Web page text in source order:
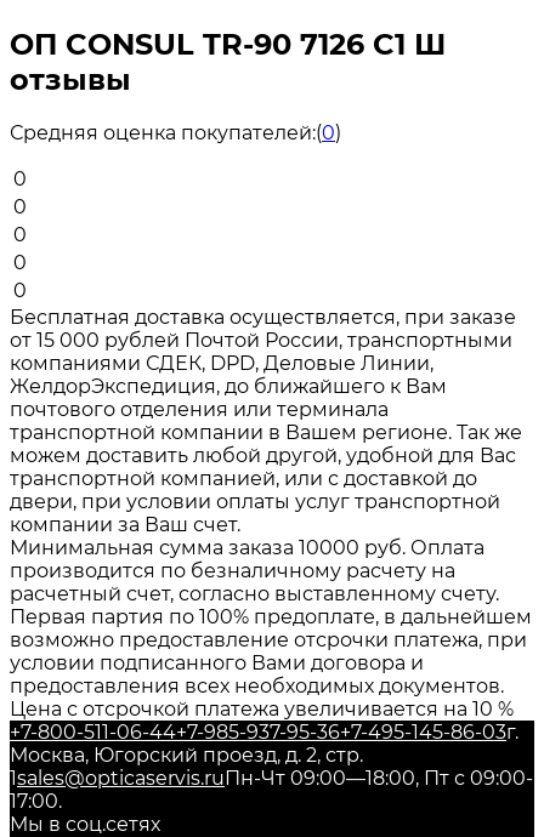
ОП CONSUL TR-90 7126 C1 Ш
отзывы
Средняя оценка покупателей:(0)
0
0
0
0
0
Бесплатная доставка осуществляется, при заказе
от 15 000 рублей Почтой России, транспортными
компаниями СДЕК, DPD, Деловые Линии,
ЖелдорЭкспедиция, до ближайшего к Вам
почтового отделения или терминала
транспортной компании в Вашем регионе. Так же
можем доставить любой другой, удобной для Вас
транспортной компанией, или с доставкой до
двери, при условии оплаты услуг транспортной
компании за Ваш счет.
Минимальная сумма заказа 10000 руб. Оплата
производится по безналичному расчету на
расчетный счет, согласно выставленному счету.
Первая партия по 100% предоплате, в дальнейшем
возможно предоставление отсрочки платежа, при
условии подписанного Вами договора и
предоставления всех необходимых документов.
Цена с отсрочкой платежа увеличивается на 10 %
+7-800-511-06-44+7-985-937-95-36+7-495-145-86-03г.
Москва, Югорский проезд, д. 2, стр.
1sales@opticaservis.ruПн-Чт 09:00—18:00, Пт с 09:00-
17:00.
Мы в соц.сетях